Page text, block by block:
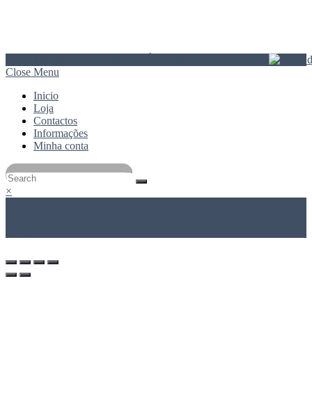
Close Menu
Inicio
Loja
Contactos
Informações
Minha conta
×